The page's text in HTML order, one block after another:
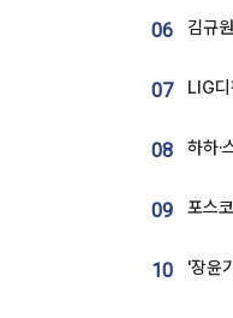
06
07
08
09
10